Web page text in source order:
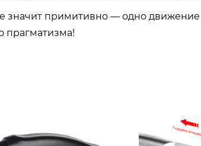
значит примитивно — одно
прагматизма!